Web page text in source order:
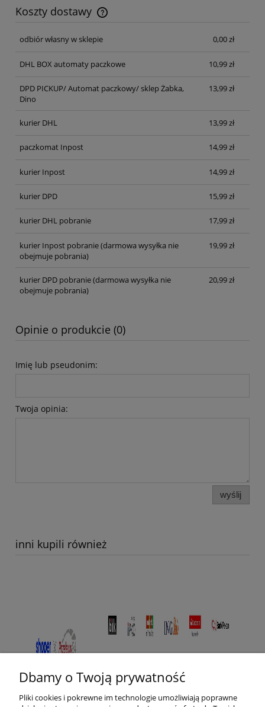
Koszty dostawy
Cena nie zawiera ewentualnych kosztów płatności
odbiór własny w sklepie
0,00 zł
DHL BOX automaty paczkowe 10,99 zł
DPD PICKUP/ Automat paczkowy/ sklep Żabka,
Dino
13,99 zł
kurier DHL 13,99 zł
paczkomat Inpost 14,99 zł
kurier Inpost 14,99 zł
kurier DPD 15,99 zł
kurier DHL pobranie 17,99 zł
kurier Inpost pobranie(darmowa wysyłka nie
obejmuje pobrania)
19,99 zł
kurier DPD pobranie(darmowa wysyłka nie
obejmuje pobrania)
20,99 zł
Opinie o produkcie (0)
Imię lub pseudonim:
Twoja opinia:
wyślij
inni kupili również
Dbamy o Twoją prywatność
Pliki cookies i pokrewne im technologie umożliwiają poprawne